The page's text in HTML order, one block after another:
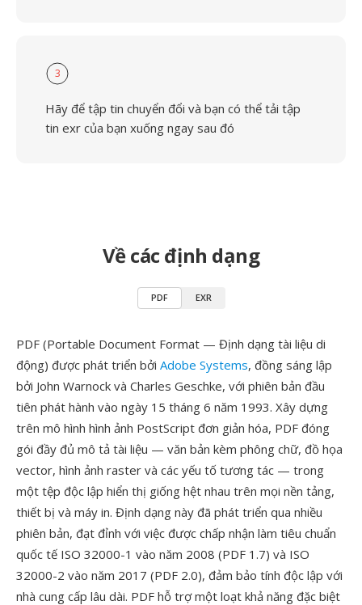
3
Hãy để tập tin chuyển đổi và bạn có thể tải tập
tin exr của bạn xuống ngay sau đó
Về các định dạng
PDF EXR
PDF (Portable Document Format — Định dạng tài liệu di
động) được phát triển bởi Adobe Systems, đồng sáng lập
bởi John Warnock và Charles Geschke, với phiên bản đầu
tiên phát hành vào ngày 15 tháng 6 năm 1993. Xây dựng
trên mô hình hình ảnh PostScript đơn giản hóa, PDF đóng
gói đầy đủ mô tả tài liệu — văn bản kèm phông chữ, đồ họa
vector, hình ảnh raster và các yếu tố tương tác — trong
một tệp độc lập hiển thị giống hệt nhau trên mọi nền tảng,
thiết bị và máy in. Định dạng này đã phát triển qua nhiều
phiên bản, đạt đỉnh với việc được chấp nhận làm tiêu chuẩn
quốc tế ISO 32000-1 vào năm 2008 (PDF 1.7) và ISO
32000-2 vào năm 2017 (PDF 2.0), đảm bảo tính độc lập với
nhà cung cấp lâu dài. PDF hỗ trợ một loạt khả năng đặc biệt